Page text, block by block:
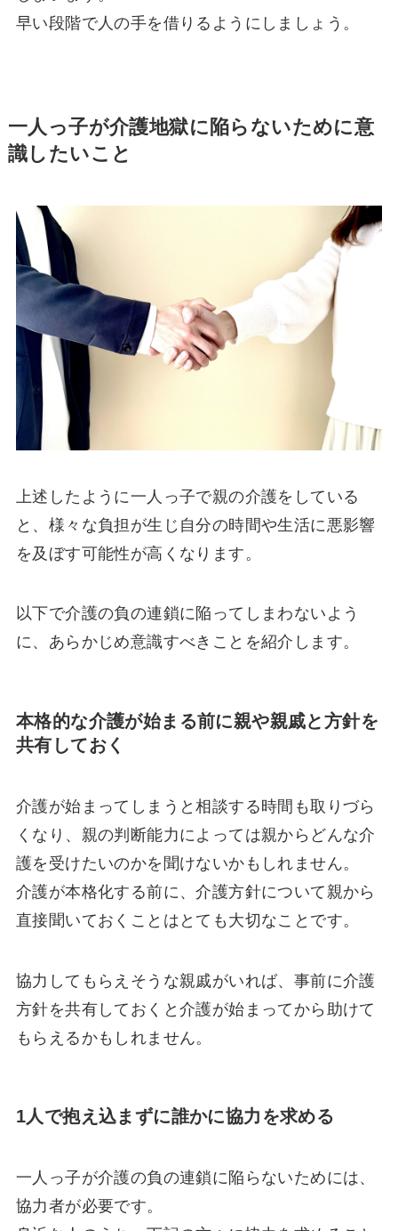
早い段階で人の手を借りるようにしましょう。
一人っ子が介護地獄に陥らないために意
識したいこと
上述したように一人っ子で親の介護をしている
と、様々な負担が生じ自分の時間や生活に悪影響
を及ぼす可能性が高くなります。
以下で介護の負の連鎖に陥ってしまわないよう
に、あらかじめ意識すべきことを紹介します。
本格的な介護が始まる前に親や親戚と方針を
共有しておく
介護が始まってしまうと相談する時間も取りづら
くなり、親の判断能力によっては親からどんな介
護を受けたいのかを聞けないかもしれません。
介護が本格化する前に、介護方針について親から
直接聞いておくことはとても大切なことです。
協力してもらえそうな親戚がいれば、事前に介護
方針を共有しておくと介護が始まってから助けて
もらえるかもしれません。
1人で抱え込まずに誰かに協力を求める
一人っ子が介護の負の連鎖に陥らないためには、
協力者が必要です。